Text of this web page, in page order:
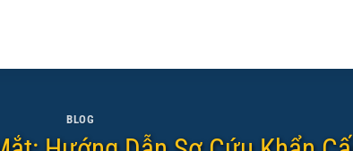
BLOG